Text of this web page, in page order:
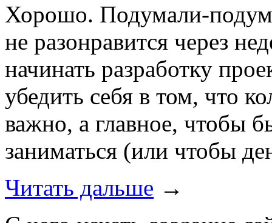
Хорошо. Подумали-
не разонравится через
начинать разработку
убедить себя в том, что
важно, а главное, чтобы
заниматься (или чтобы
Читать дальше →